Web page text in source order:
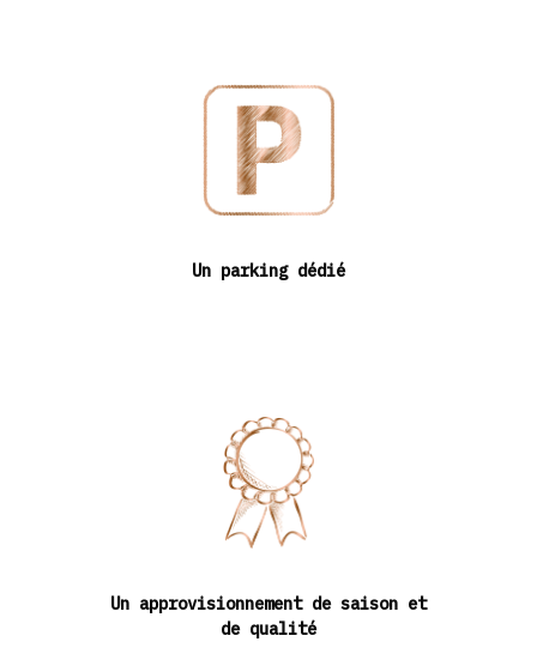
Un parking dédié
Un approvisionnement de saison et
de qualité